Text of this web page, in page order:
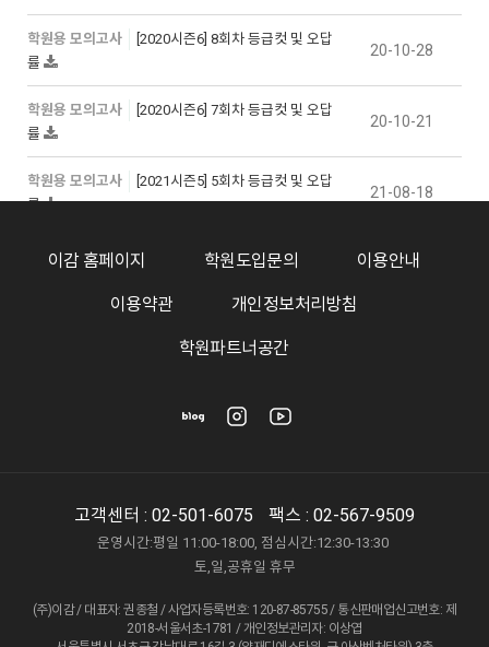
학원용 모의고사
[2020시즌6] 8회차 등급컷 및 오답
률
20-10-28
학원용 모의고사
[2020시즌6] 7회차 등급컷 및 오답
률
20-10-21
학원용 모의고사
[2021시즌5] 5회차 등급컷 및 오답
률
21-08-18
학원용 모의고사
[2020시즌6] 6회차 등급컷 및 오답
20-10-14
학원용 모의고사
[2021시즌5] 3회차 등급컷 및 오답
21-08-04
학원용 모의고사
[2020시즌6] 3회차 등급컷 및 오답
20-09-24
이감 홈페이지 학원도입문의 이용안내
이용약관 개인정보처리방침
학원파트너공간
(주)이감 / 대표자: 권종철 / 사업자등록번호: 120-87-85755 / 통신판매업신고번호: 제
2018-서울서초-1781 / 개인정보관리자: 이상엽
고객센터 : 02-501-6075 팩스 : 02-567-9509
운영시간:평일 11:00-18:00, 점심시간:12:30-13:30
토,일,공휴일 휴무